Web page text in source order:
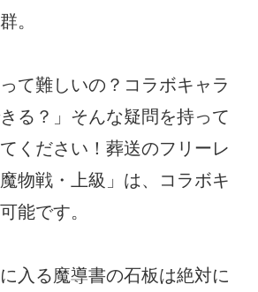
。
て難しいの？コラボキャラ
る？」そんな疑問を持って
ください！葬送のフリーレ
物戦・上級」は、コラボキ
能です。
入る魔導書の石板は絶対に